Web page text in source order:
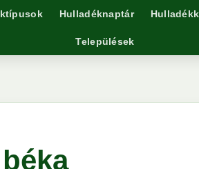
Hulladéknaptár
Települések